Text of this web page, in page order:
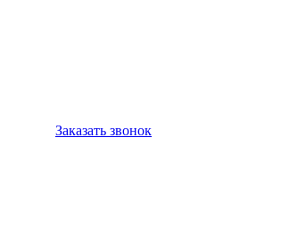
Заказать звонок